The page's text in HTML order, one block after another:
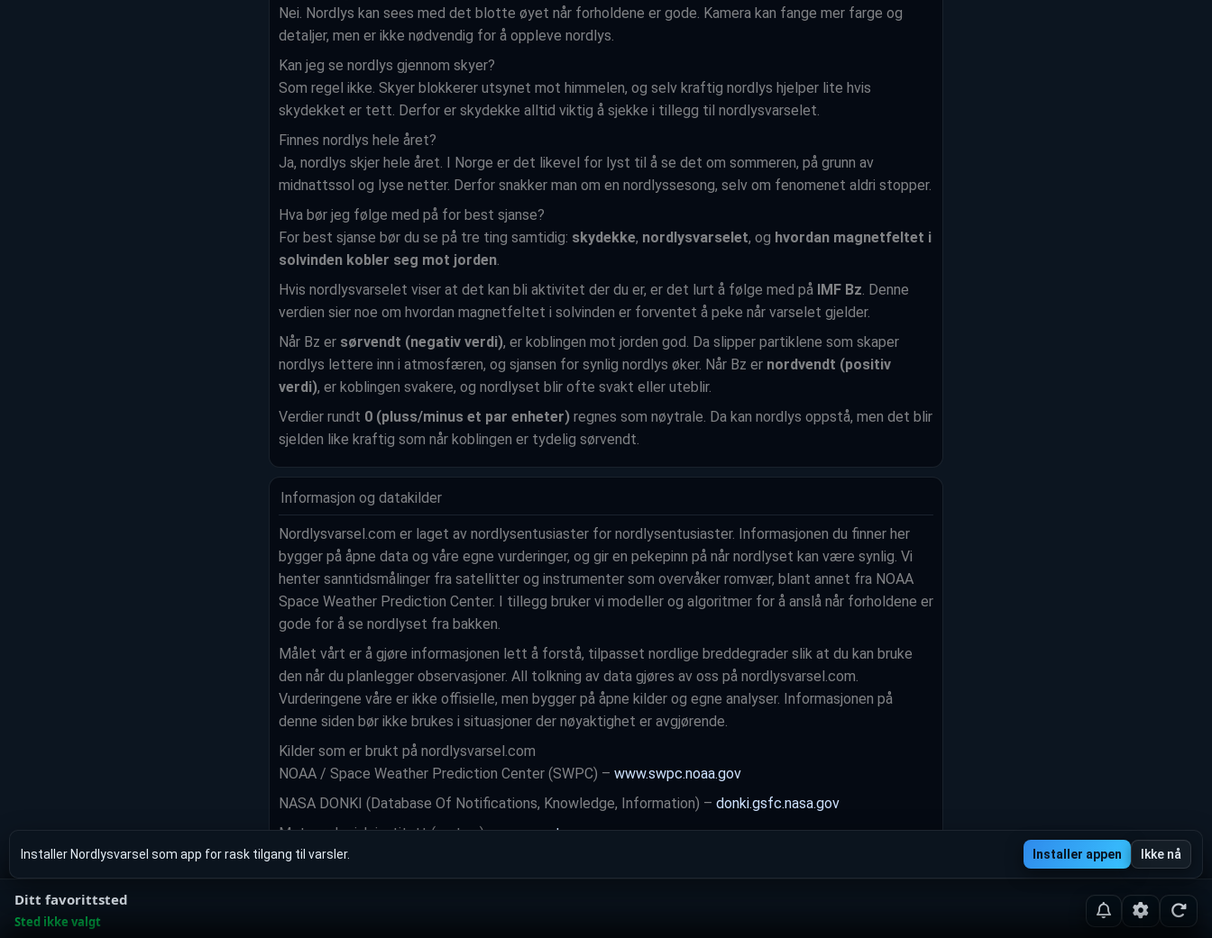
Nei. Nordlys kan sees med det blotte øyet når forholdene er gode. Kamera kan fange mer farge og
detaljer, men er ikke nødvendig for å oppleve nordlys.
Kan jeg se nordlys gjennom skyer?
Som regel ikke. Skyer blokkerer utsynet mot himmelen, og selv kraftig nordlys hjelper lite hvis
skydekket er tett. Derfor er skydekke alltid viktig å sjekke i tillegg til nordlysvarselet.
Finnes nordlys hele året?
Ja, nordlys skjer hele året. I Norge er det likevel for lyst til å se det om sommeren, på grunn av
midnattssol og lyse netter. Derfor snakker man om en nordlyssesong, selv om fenomenet aldri stopper.
Hva bør jeg følge med på for best sjanse?
For best sjanse bør du se på tre ting samtidig: skydekke, nordlysvarselet, og hvordan magnetfeltet i
solvinden kobler seg mot jorden.
Hvis nordlysvarselet viser at det kan bli aktivitet der du er, er det lurt å følge med på IMF Bz. Denne
verdien sier noe om hvordan magnetfeltet i solvinden er forventet å peke når varselet gjelder.
Når Bz er sørvendt (negativ verdi), er koblingen mot jorden god. Da slipper partiklene som skaper
nordlys lettere inn i atmosfæren, og sjansen for synlig nordlys øker. Når Bz er nordvendt (positiv
verdi), er koblingen svakere, og nordlyset blir ofte svakt eller uteblir.
Verdier rundt 0 (pluss/minus et par enheter) regnes som nøytrale. Da kan nordlys oppstå, men det blir
sjelden like kraftig som når koblingen er tydelig sørvendt.
Informasjon og datakilder
Nordlysvarsel.com er laget av nordlysentusiaster for nordlysentusiaster. Informasjonen du finner her
bygger på åpne data og våre egne vurderinger, og gir en pekepinn på når nordlyset kan være synlig. Vi
henter sanntidsmålinger fra satellitter og instrumenter som overvåker romvær, blant annet fra NOAA
Space Weather Prediction Center. I tillegg bruker vi modeller og algoritmer for å anslå når forholdene er
gode for å se nordlyset fra bakken.
Målet vårt er å gjøre informasjonen lett å forstå, tilpasset nordlige breddegrader slik at du kan bruke
den når du planlegger observasjoner. All tolkning av data gjøres av oss på nordlysvarsel.com.
Vurderingene våre er ikke offisielle, men bygger på åpne kilder og egne analyser. Informasjonen på
denne siden bør ikke brukes i situasjoner der nøyaktighet er avgjørende.
Kilder som er brukt på nordlysvarsel.com
NOAA / Space Weather Prediction Center (SWPC) – www.swpc.noaa.gov
NASA DONKI (Database Of Notifications, Knowledge, Information) – donki.gsfc.nasa.gov
Meteorologisk institutt (met.no) –www.met.no
Ditt favorittsted
Sted ikke valgt Varsler
Installer Nordlysvarsel som app for rask tilgang til varsler. Installer appen Ikke nå